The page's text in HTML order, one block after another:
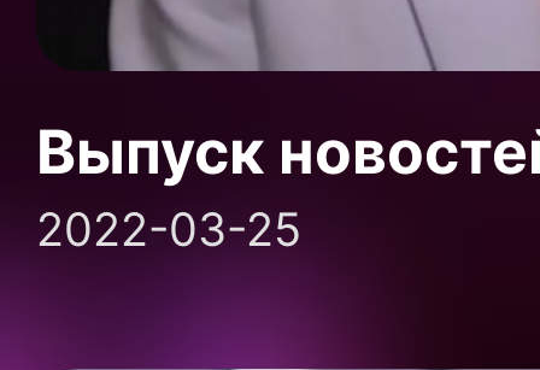
Выпуск
2022-03-25